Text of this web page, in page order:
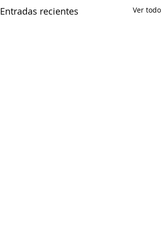
Entradas recientes Ver todo